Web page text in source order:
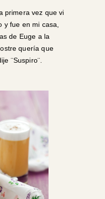
primera vez que vi
y fue en mi casa,
de Euge a la
quería que
¨Suspiro¨.